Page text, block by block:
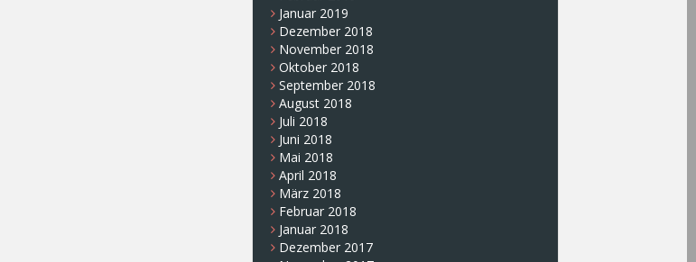
Januar 2019
Dezember 2018
November 2018
Oktober 2018
September 2018
August 2018
Juli 2018
Juni 2018
Mai 2018
April 2018
März 2018
Februar 2018
Januar 2018
Dezember 2017